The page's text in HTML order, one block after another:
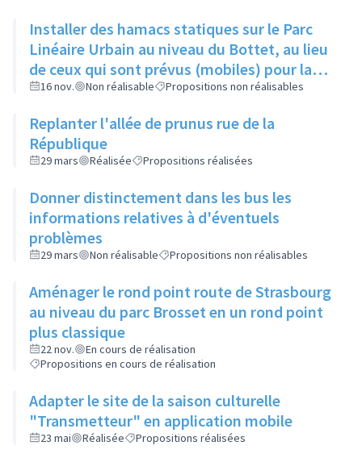
Installer des hamacs statiques sur le Parc
Linéaire Urbain au niveau du Bottet, au lieu
de ceux qui sont prévus (mobiles) pour la
limiter la dangerosité
16 nov. Non réalisable Propositions non réalisables
Replanter l'allée de prunus rue de la
République
29 mars Réalisée Propositions réalisées
Donner distinctement dans les bus les
informations relatives à d'éventuels
problèmes
29 mars Non réalisable Propositions non réalisables
Aménager le rond point route de Strasbourg
au niveau du parc Brosset en un rond point
plus classique
22 nov.
En cours de réalisation
Propositions en cours de réalisation
Adapter le site de la saison culturelle
"Transmetteur" en application mobile
23 mai Réalisée Propositions réalisées